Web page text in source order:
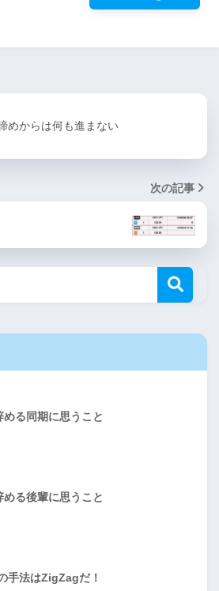
めからは何も進まない
次の記事
める同期に思うこと
める後輩に思うこと
手法はZigZagだ！